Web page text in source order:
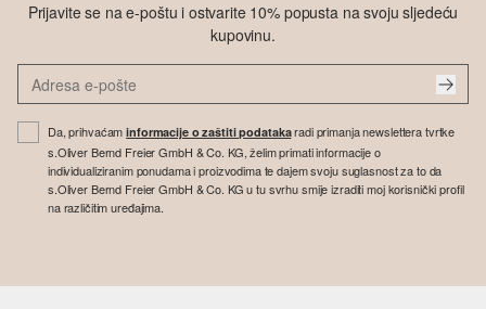
Prijavite se na e-poštu i ostvarite 10% popusta na svoju sljedeću
kupovinu.
Da, prihvaćaminformacije o zaštiti podatakaradi primanja newslettera tvrtke
s.Oliver Bernd Freier GmbH & Co. KG, želim primati informacije o
individualiziranim ponudama i proizvodima te dajem svoju suglasnost za to da
s.Oliver Bernd Freier GmbH & Co. KG u tu svrhu smije izraditi moj korisnički profil
na različitim uređajima.